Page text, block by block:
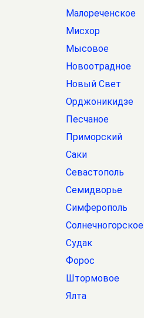
Малореченское
Мисхор
Мысовое
Новоотрадное
Новый Свет
Орджоникидзе
Песчаное
Приморский
Саки
Севастополь
Семидворье
Симферополь
Солнечногорское
Судак
Форос
Штормовое
Ялта